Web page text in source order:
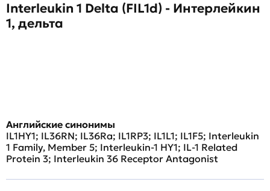
Interleukin 1 Delta (FIL1d) - Интерлейкин
1, дельта
Английские синонимы
IL1HY1; IL36RN; IL36Ra; IL1RP3; IL1L1; IL1F5; Interleukin
1 Family, Member 5; Interleukin-1 HY1; IL-1 Related
Protein 3; Interleukin 36 Receptor Antagonist